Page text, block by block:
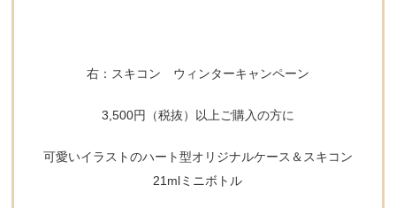
右：スキコン ウィンターキャンペーン
3,500円（税抜）以上ご購入の方に
可愛いイラストのハート型オリジナルケース＆スキコン
21mlミニボトル